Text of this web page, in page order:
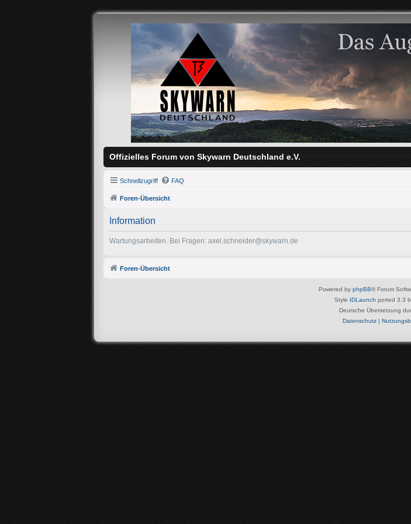
Offizielles Forum von Skywarn Deutschland e.V.
Schnellzugriff FAQ
Foren-Übersicht
Information
Wartungsarbeiten. Bei Fragen: axel.schneider@skywarn.de
Foren-Übersicht
Powered by phpBB® Forum
Style IDLaunch ported 3.3
Deutsche Übersetzung
Datenschutz|